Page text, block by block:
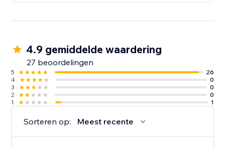
4.9 gemiddelde waardering
27 beoordelingen
5
26
4
0
3
0
2
0
1
1
Sorteren op: Meest recente